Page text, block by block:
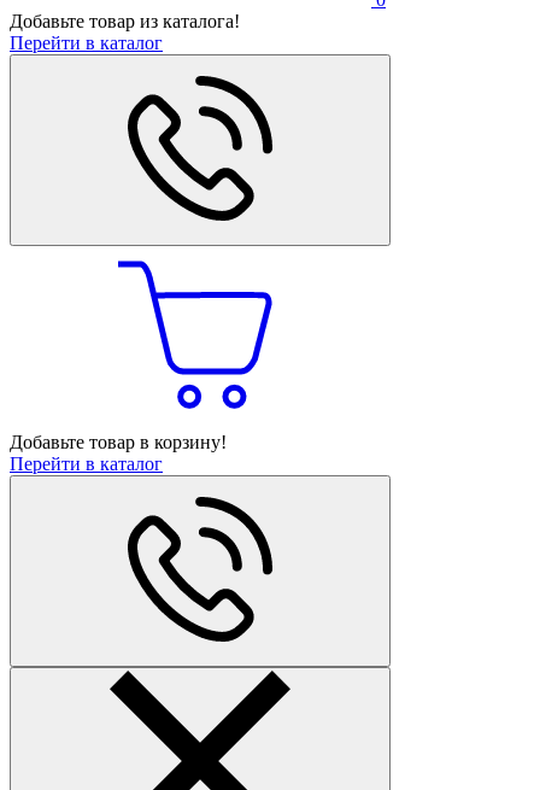
Добавьте товар из каталога!
Перейти в каталог
Добавьте товар в корзину!
Перейти в каталог